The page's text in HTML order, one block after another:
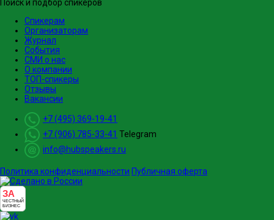
Поиск и подбор спикеров
Спикерам
Организаторам
Журнал
События
СМИ о нас
О компании
ТОП-спикеры
Отзывы
Вакансии
+7 (495) 369-19-41
+7 (906) 785-33-41 Telegram
info@hubspeakers.ru
Политика конфиденциальности Публичная оферта
ЗА
ЧЕСТНЫЙ
БИЗНЕС